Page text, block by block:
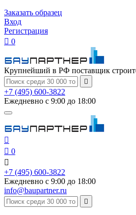
Заказать образец
Вход
Регистрация
 0
Крупнейший в РФ поставщик

+7 (495) 600-3822
Ежедневно с 9:00 до 18:00

 0

+7 (495) 600-3822
Ежедневно с 9:00 до 18:00
info@baupartner.ru
